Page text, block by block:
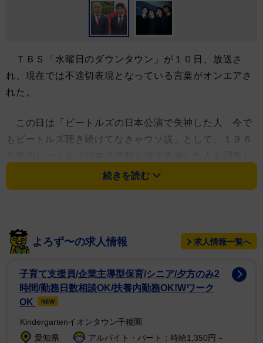
ＴＢＳ「水曜日のダウンタウン」が１０日、放送さ
れ、現在では不適切表現となっている言葉がオンエアさ
れた。
この日は「ビートルズの日本公演で失神した人 今で
もビートルズ聴き続けてなきゃウソ説」として、１９６
テレビ番組「話題をつく」の一部を紹介した。
評論家の小汀利得氏は「ビートルズのファンが下等で
あるということは、やっぱりあの踊ってるなにか『ギャ
ー』って言ってることが下等だからね。下等なやつが集
まるんでね」と差別意識丸出し。挙げ句に「『ギャー
ッ』っていうのはね」と４文字の放送禁止用語を繰り出
続きを読む
よろず〜の求人情報 求人情報一覧へ
子育て支援員/企業主導型保育/シニア/夕方のみ2
時間/勤務日数相談OK/扶養内勤務OK!Wワーク
OK
NEW
Kindergartenイオンタウン千種園
愛知県
アルバイト・パート：時給1,350円～